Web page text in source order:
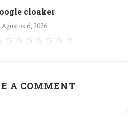
cloaker
Ağustos 6, 2026
A COMMENT